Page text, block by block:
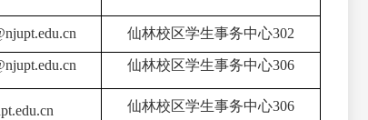
仙林校区学生事务中心302
u.cn 仙林校区学生事务中心306
仙林校区学生事务中心306